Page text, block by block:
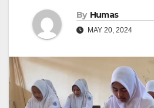
By Humas
MAY 20, 2024